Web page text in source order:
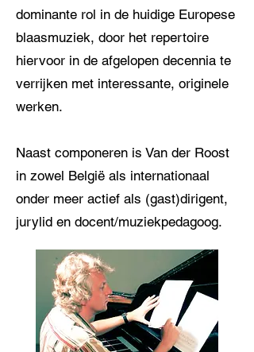
dominante rol in de huidige Europese
blaasmuziek, door het repertoire
hiervoor in de afgelopen decennia te
verrijken met interessante, originele
werken.
Naast componeren is Van der Roost
in zowel België als internationaal
onder meer actief als (gast)dirigent,
jurylid en docent/muziekpedagoog.